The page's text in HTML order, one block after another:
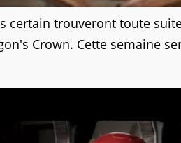
certain trouveront toute
Crown. Cette semaine